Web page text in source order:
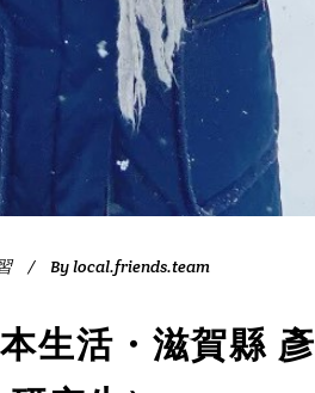
Bylocal.friends.team
生活・滋賀縣